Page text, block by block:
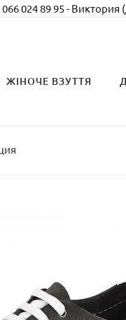
024 89 95 -
ЖІНОЧЕ ВЗУТТЯ